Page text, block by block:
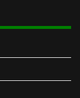
وَمَا